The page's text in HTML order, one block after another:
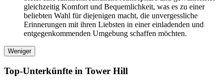
gleichzeitig Komfort und Bequemlichkeit, was es zu einer
beliebten Wahl für diejenigen macht, die unvergessliche
Erinnerungen mit ihren Liebsten in einer einladenden und
entgegenkommenden Umgebung schaffen möchten.
Weniger
Top-Unterkünfte in Tower Hill